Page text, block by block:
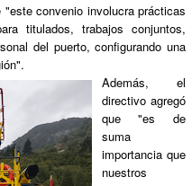
convenio involucra prácticas
titulados, trabajos conjuntos,
del puerto, configurando una
Además, el
directivo agregó
que "es de
suma
importancia que
nuestros